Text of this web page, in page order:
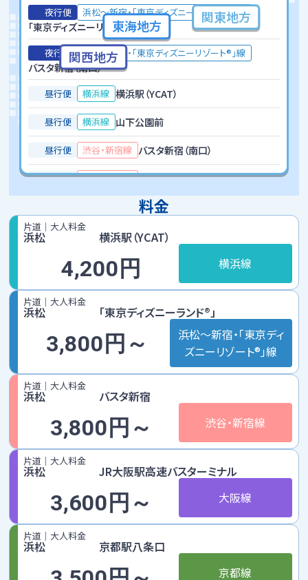
のりば
ご利用方法
大阪線
大阪線のページへ
時刻表 運賃
のりば
ご利用方法
昼行便
京都線
時刻表 運賃
のりば
夜行便
浜松～新宿・「東京ディズニーリゾート®」線
浜松～新宿・「東京ディズニーリゾート®」線のページへ
時刻表 運賃
のりば ご利用方法
夜行便 浜松～新宿・「東京ディズニーリゾート®」線
「東京ディズニーリゾート®」
夜行便 浜松～新宿・「東京ディズニーリゾート®」線
バスタ新宿（南口）
昼行便 横浜線 横浜駅（YCAT）
昼行便 横浜線 山下公園前
昼行便 渋谷・新宿線 バスタ新宿（南口）
昼行便 渋谷・新宿線 渋谷マークシティ
関東地方
東海地方
関西地方
料金
片道｜大人料金
浜松 横浜駅（YCAT）
4,200円 横浜線
片道｜大人料金
浜松 「東京ディズニーランド®」
3,800円～
浜松～新宿・「東京ディ
ズニーリゾート®」線
片道｜大人料金
浜松 バスタ新宿
3,800円～ 渋谷・新宿線
片道｜大人料金
浜松 JR大阪駅高速バスターミナル
3,600円～ 大阪線
片道｜大人料金
浜松 京都駅八条口
京都線
京都線
京都線のページへ
時刻表 運賃
のりば
夜行便
浜松～新宿・「東京ディズニーリゾート®」線
浜松～新宿・「東京ディズニーリゾート®」線のページへ
時刻表
ご利用方法